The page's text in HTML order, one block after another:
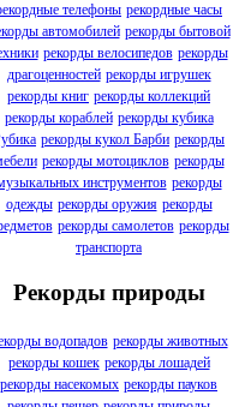
телефоны рекордные часы
автомобилей рекорды бытовой
рекорды велосипедов рекорды
драгоценностей рекорды игрушек
рекорды книг рекорды коллекций
рекорды кораблей рекорды кубика
рекорды кукол Барби рекорды
рекорды мотоциклов рекорды
инструментов рекорды
одежды рекорды оружия рекорды
рекорды самолетов рекорды
транспорта
Рекорды природы
водопадов рекорды животных
рекорды кошек рекорды лошадей
рекорды насекомых рекорды пауков